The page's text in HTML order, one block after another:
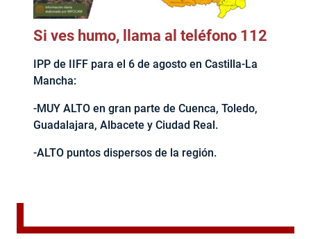
Si ves humo, llama al teléfono 112
IPP de IIFF para el 6 de agosto en Castilla-La
Mancha:
-MUY ALTO en gran parte de Cuenca, Toledo,
Guadalajara, Albacete y Ciudad Real.
-ALTO puntos dispersos de la región.